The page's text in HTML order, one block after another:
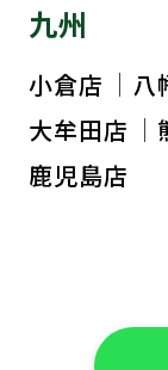
九州
小倉店 八
大牟田店
鹿児島店